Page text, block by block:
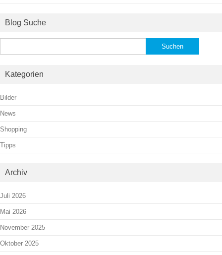
Blog Suche
nach:
Kategorien
Bilder
News
Shopping
Tipps
Archiv
Juli 2026
Mai 2026
November 2025
Oktober 2025